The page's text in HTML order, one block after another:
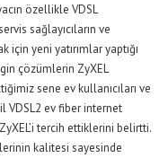
özellikle VDSL
sağlayıcıların ve
yeni yatırımlar yaptığı
çözümlerin ZyXEL
sene ev kullanıcıları ve
VDSL2 ev fiber internet
tercih ettiklerini belirtti.
kalitesi sayesinde